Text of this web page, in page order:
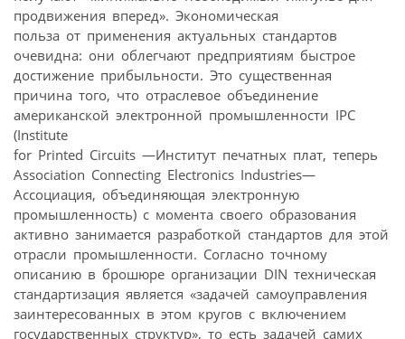
продвижения вперед». Экономическая
польза от применения актуальных стандартов
очевидна: они облегчают предприятиям быстрое
достижение прибыльности. Это существенная
причина того, что отраслевое объединение
американской электронной промышленности IPC
(Institute
for Printed Circuits —Институт печатных плат, теперь
Association Connecting Electronics Industries—
Ассоциация, объединяющая электронную
промышленность) с момента своего образования
активно занимается разработкой стандартов для этой
отрасли промышленности. Согласно точному
описанию в брошюре организации DIN техническая
стандартизация является «задачей самоуправления
заинтересованных в этом кругов с включением
государственных структур», то есть задачей самих